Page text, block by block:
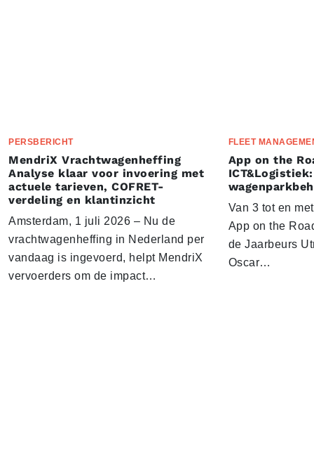
PERSBERICHT
MendriX Vrachtwagenheffing
Analyse klaar voor invoering met
actuele tarieven, COFRET-
verdeling en klantinzicht
Amsterdam, 1 juli 2026 – Nu de
vrachtwagenheffing in Nederland per
vandaag is ingevoerd, helpt MendriX
vervoerders om de impact…
FLEET
App on the
Van 3 tot en
App on the
de Jaarbeurs
Oscar…